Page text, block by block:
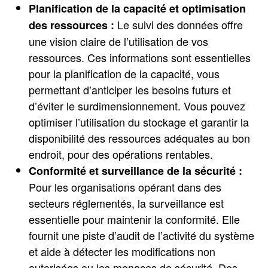
Planification de la capacité et optimisation
des ressources : Le suivi des données offre
une vision claire de l’utilisation de vos
ressources. Ces informations sont essentielles
pour la planification de la capacité, vous
permettant d’anticiper les besoins futurs et
d’éviter le surdimensionnement. Vous pouvez
optimiser l’utilisation du stockage et garantir la
disponibilité des ressources adéquates au bon
endroit, pour des opérations rentables.
Conformité et surveillance de la sécurité :
Pour les organisations opérant dans des
secteurs réglementés, la surveillance est
essentielle pour maintenir la conformité. Elle
fournit une piste d’audit de l’activité du système
et aide à détecter les modifications non